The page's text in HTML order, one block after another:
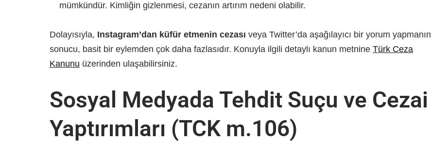
mümkündür. Kimliğin gizlenmesi, cezanın artırım nedeni olabilir.
Dolayısıyla, Instagram’dan küfür etmenin cezası veya Twitter’da aşağılayıcı bir yorum yapmanın
sonucu, basit bir eylemden çok daha fazlasıdır. Konuyla ilgili detaylı kanun metnine Türk Ceza
Kanunu üzerinden ulaşabilirsiniz.
Sosyal Medyada Tehdit Suçu ve Cezai
Yaptırımları (TCK m.106)